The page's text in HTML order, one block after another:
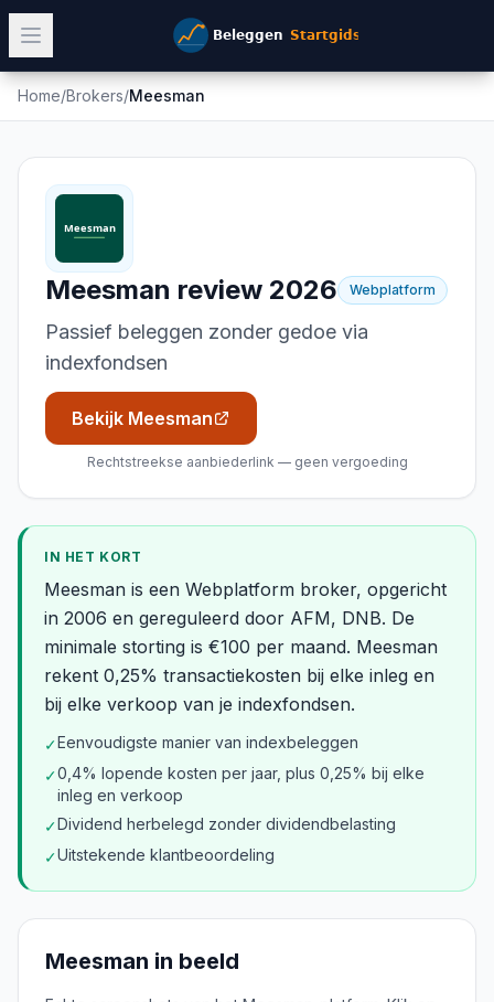
Home/Brokers/Meesman
Meesman review 2026 Webplatform
Passief beleggen zonder gedoe via
indexfondsen
Bekijk Meesman
Rechtstreekse aanbiederlink — geen vergoeding
IN HET KORT
Meesman is een Webplatform broker, opgericht
in 2006 en gereguleerd door AFM, DNB. De
minimale storting is €100 per maand. Meesman
rekent 0,25% transactiekosten bij elke inleg en
bij elke verkoop van je indexfondsen.
✓Eenvoudigste manier van indexbeleggen
✓0,4% lopende kosten per jaar, plus 0,25% bij elke
inleg en verkoop
✓Dividend herbelegd zonder dividendbelasting
✓Uitstekende klantbeoordeling
Meesman in beeld